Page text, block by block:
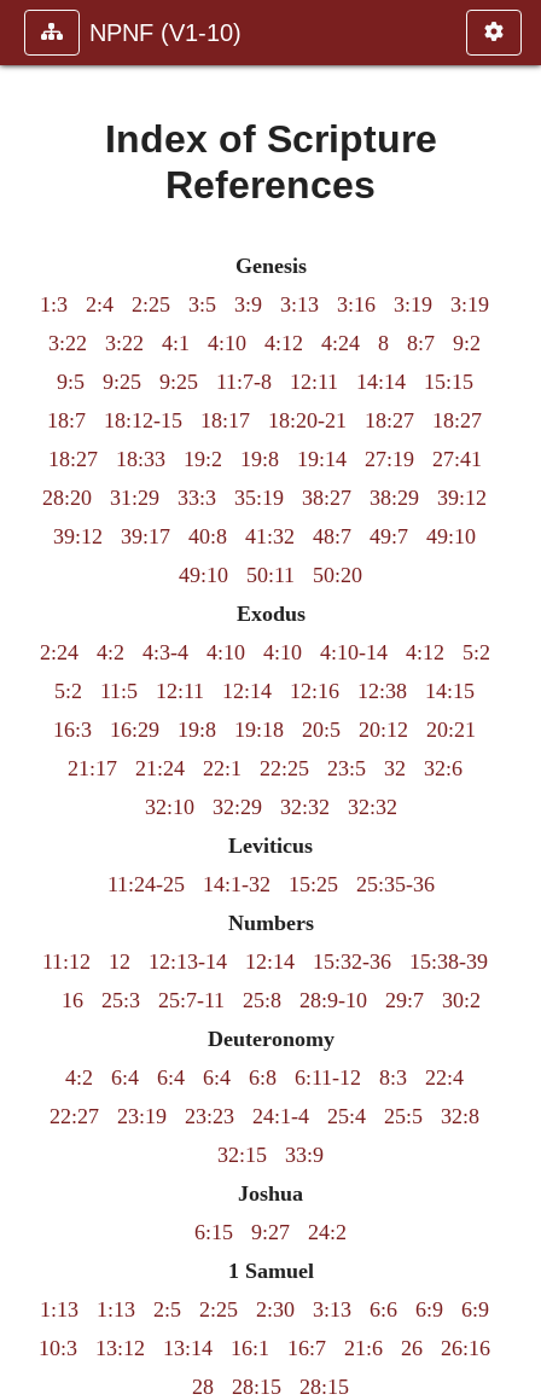
NPNF (V1-10)
Index of Scripture
References
Genesis
1:3
2:4 2:25 3:5 3:9 3:13 3:16 3:19
3:19
3:22
3:22 4:1 4:10 4:12 4:24 8 8:7
9:2
9:5
9:25 9:25 11:7-8 12:11 14:14
15:15
18:7
18:12-15 18:17 18:20-21 18:27
18:27
18:27
18:33 19:2 19:8 19:14 27:19
27:41
28:20
31:29 33:3 35:19 38:27 38:29
39:12
39:12
39:17 40:8 41:32 48:7 49:7
49:10
49:10
50:11
50:20
Exodus
2:24
4:2 4:3-4 4:10 4:10 4:10-14 4:12
5:2
5:2
11:5 12:11 12:14 12:16 12:38
14:15
16:3
16:29 19:8 19:18 20:5 20:12
20:21
21:17
21:24 22:1 22:25 23:5 32
32:6
32:10
32:29 32:32
32:32
Leviticus
11:24-25
14:1-32 15:25
25:35-36
Numbers
11:12
12 12:13-14 12:14 15:32-36
15:38-39
16
25:3 25:7-11 25:8 28:9-10 29:7
30:2
Deuteronomy
4:2
6:4 6:4 6:4 6:8 6:11-12 8:3
22:4
22:27
23:19 23:23 24:1-4 25:4 25:5
32:8
32:15
33:9
Joshua
6:15
9:27
24:2
1 Samuel
1:13
1:13 2:5 2:25 2:30 3:13 6:6 6:9
6:9
10:3
13:12 13:14 16:1 16:7 21:6 26
26:16
28
28:15
28:15